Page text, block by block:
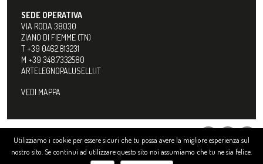
SEDE OPERATIVA
VIA RODA 38030
ZIANO DI FIEMME (TN)
T +39 0462.813231
M +39 348.7332580
ARTELEGNOPALUSELLI.IT
VEDI MAPPA
© 2026 Arte Legno di Igor Paluselli. All Rights Reserved. - P.IVA: 02025160223 -
Utilizziamo i cookie per essere sicuri che tu possa avere la migliore esperienza sul
nostro sito. Se continui ad utilizzare questo sito noi assumiamo che tu ne sia felice.